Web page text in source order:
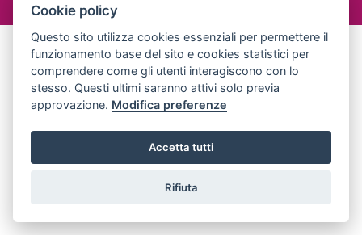
Cookie policy
Questo sito utilizza cookies essenziali per permettere il
funzionamento base del sito e cookies statistici per
comprendere come gli utenti interagiscono con lo
stesso. Questi ultimi saranno attivi solo previa
approvazione. Modifica preferenze
Accetta tutti
Rifiuta